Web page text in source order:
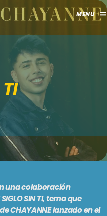
una colaboración
SIN TI, tema que
CHAYANNE lanzado en el